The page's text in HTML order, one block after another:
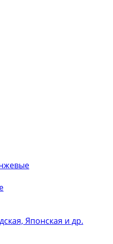
Японская и др.